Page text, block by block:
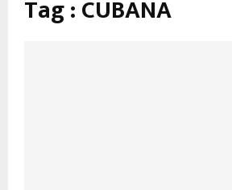
Tag : CUBANA